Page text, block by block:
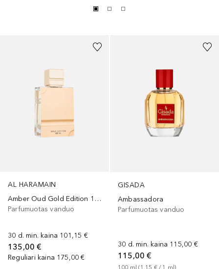
AL HARAMAIN
Amber Oud Gold Edition 120ml
Parfumuotas vanduo
30 d. min. kaina 101,15 €
135,00 €
Reguliari kaina 175,00 €
GISADA
Ambassadora
Parfumuotas vanduo
30 d. min. kaina 115,00 €
115,00 €
100 ml (1,15 € / 1 ml)